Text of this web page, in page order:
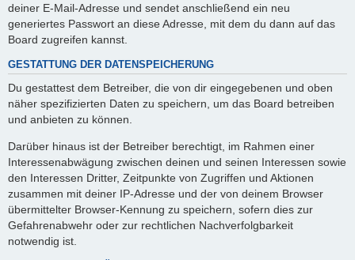
deiner E-Mail-Adresse und sendet anschließend ein neu
generiertes Passwort an diese Adresse, mit dem du dann auf das
Board zugreifen kannst.
GESTATTUNG DER DATENSPEICHERUNG
Du gestattest dem Betreiber, die von dir eingegebenen und oben
näher spezifizierten Daten zu speichern, um das Board betreiben
und anbieten zu können.
Darüber hinaus ist der Betreiber berechtigt, im Rahmen einer
Interessenabwägung zwischen deinen und seinen Interessen sowie
den Interessen Dritter, Zeitpunkte von Zugriffen und Aktionen
zusammen mit deiner IP-Adresse und der von deinem Browser
übermittelter Browser-Kennung zu speichern, sofern dies zur
Gefahrenabwehr oder zur rechtlichen Nachverfolgbarkeit
notwendig ist.